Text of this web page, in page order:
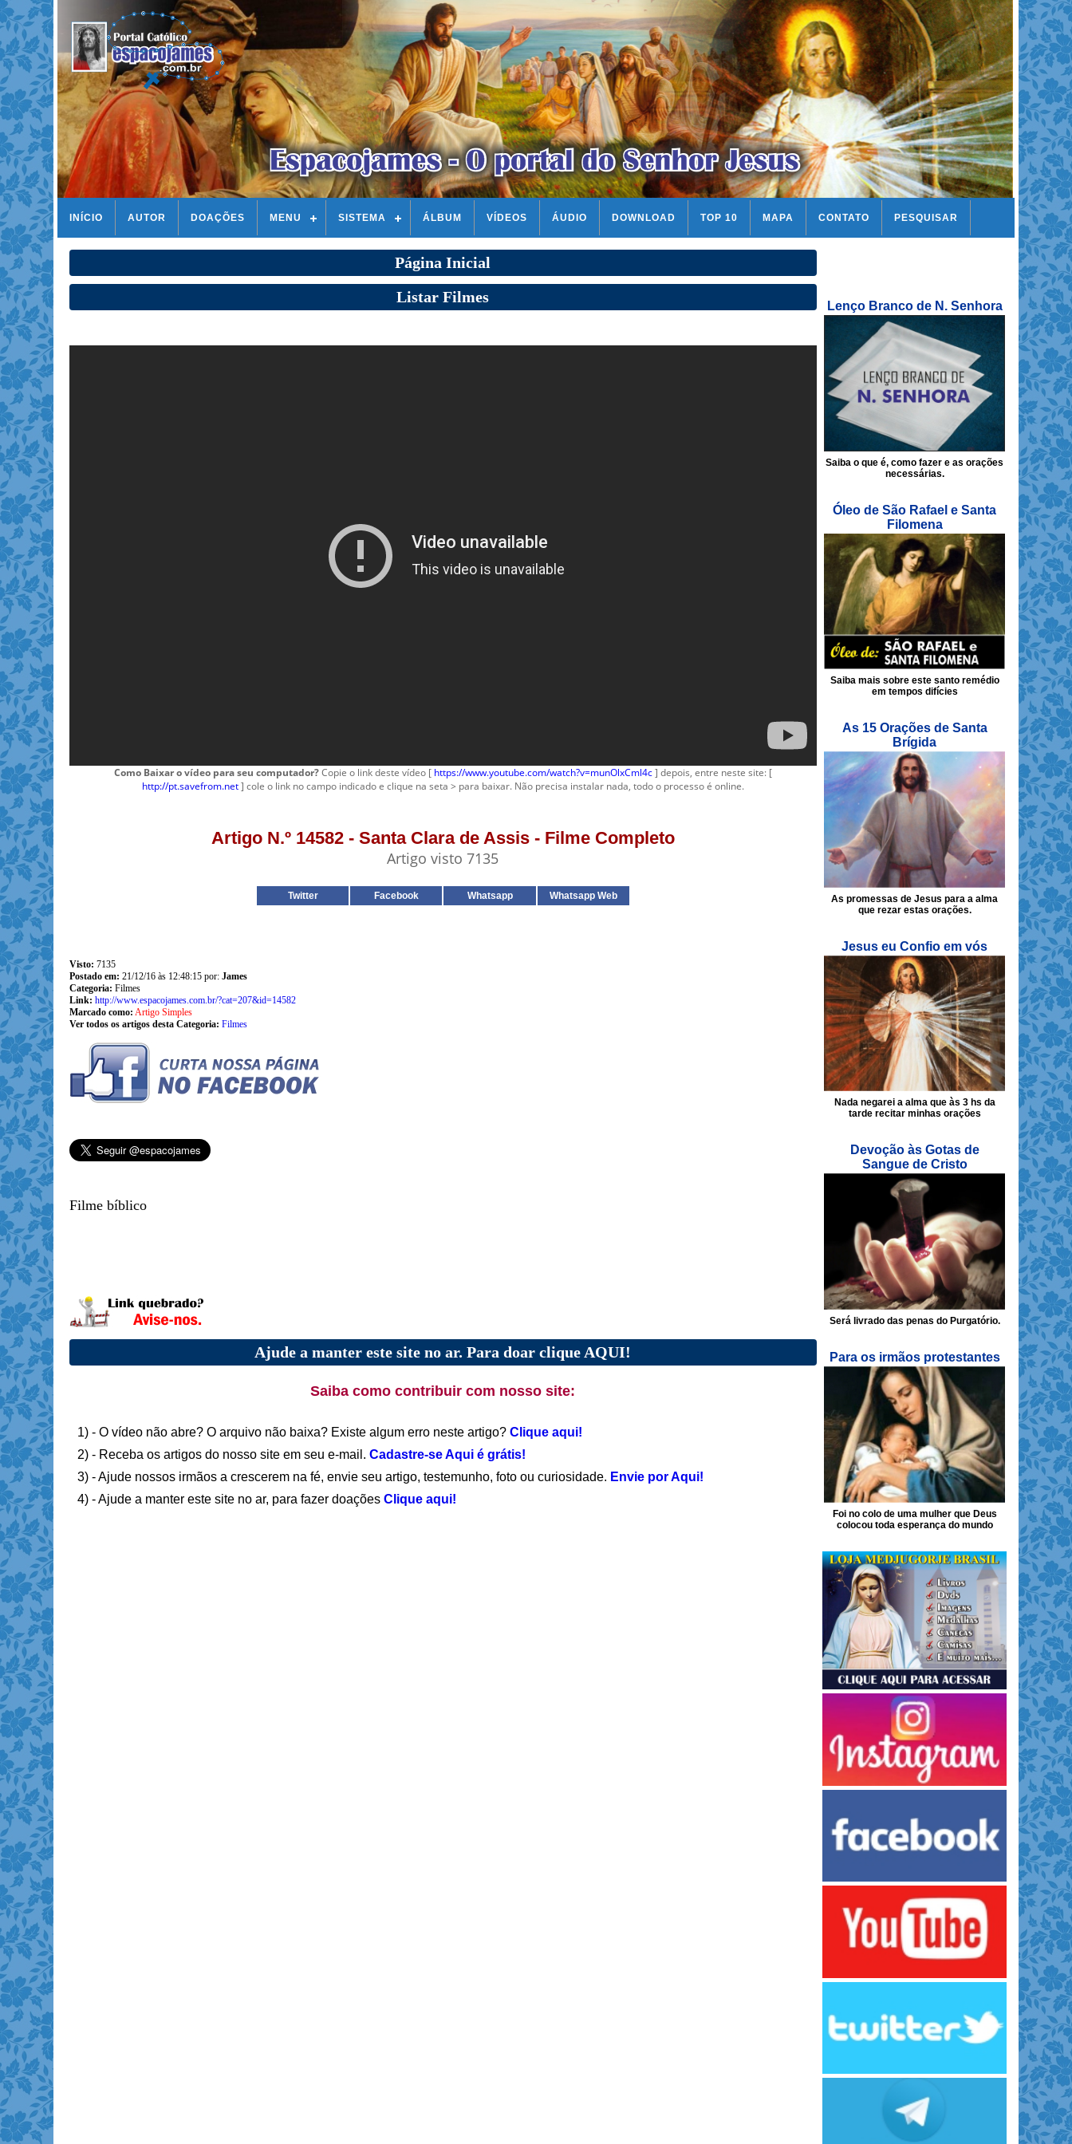
INÍCIO AUTOR DOAÇÕES MENU SISTEMA ÁLBUM VÍDEOS ÁUDIO DOWNLOAD TOP 10 MAPA CONTATO PESQUISAR
Página Inicial
Listar Filmes
Como Baixar o vídeo para seu computador?Copie o link deste vídeo [https://www.youtube.com/watch?v=munOlxCml4c] depois, entre neste site: [
http://pt.savefrom.net] cole o link no campo indicado e clique na seta > para baixar. Não precisa instalar nada, todo o processo é online.
Artigo N.º 14582 - Santa Clara de Assis - Filme Completo
Artigo visto 7135
Twitter Facebook Whatsapp Whatsapp Web
Visto: 7135
Postado em: 21/12/16 às 12:48:15 por: James
Categoria: Filmes
Link: http://www.espacojames.com.br/?cat=207&id=14582
Marcado como: Artigo Simples
Ver todos os artigos desta Categoria: Filmes
Filme bíblico
Ajude a manter este site no ar. Para doar clique AQUI!
Saiba como contribuir com nosso site:
1) - O vídeo não abre? O arquivo não baixa? Existe algum erro neste artigo? Clique aqui!
2) - Receba os artigos do nosso site em seu e-mail. Cadastre-se Aqui é grátis!
3) - Ajude nossos irmãos a crescerem na fé, envie seu artigo, testemunho, foto ou curiosidade. Envie por Aqui!
4) - Ajude a manter este site no ar, para fazer doações Clique aqui!
Lenço Branco de N. Senhora
Saiba o que é, como fazer e as orações
necessárias.
Óleo de São Rafael e Santa
Filomena
Saiba mais sobre este santo remédio
em tempos difícies
As 15 Orações de Santa
Brígida
As promessas de Jesus para a alma
que rezar estas orações.
Jesus eu Confio em vós
Nada negarei a alma que às 3 hs da
tarde recitar minhas orações
Devoção às Gotas de
Sangue de Cristo
Será livrado das penas do Purgatório.
Para os irmãos protestantes
Foi no colo de uma mulher que Deus
colocou toda esperança do mundo